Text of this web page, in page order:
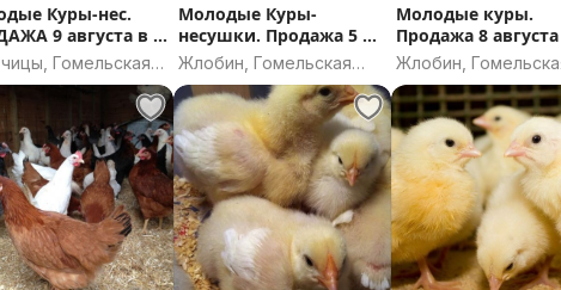
Куры-нес.
9 августа в г.
и деревн
Гомельская
Молодые Куры-
несушки. Продажа 5 и
8 августа в г. Жлобин.
Жлобин, Гомельская
область
Молодые куры.
Продажа 8 августа
Жлобин.
Жлобин,
область